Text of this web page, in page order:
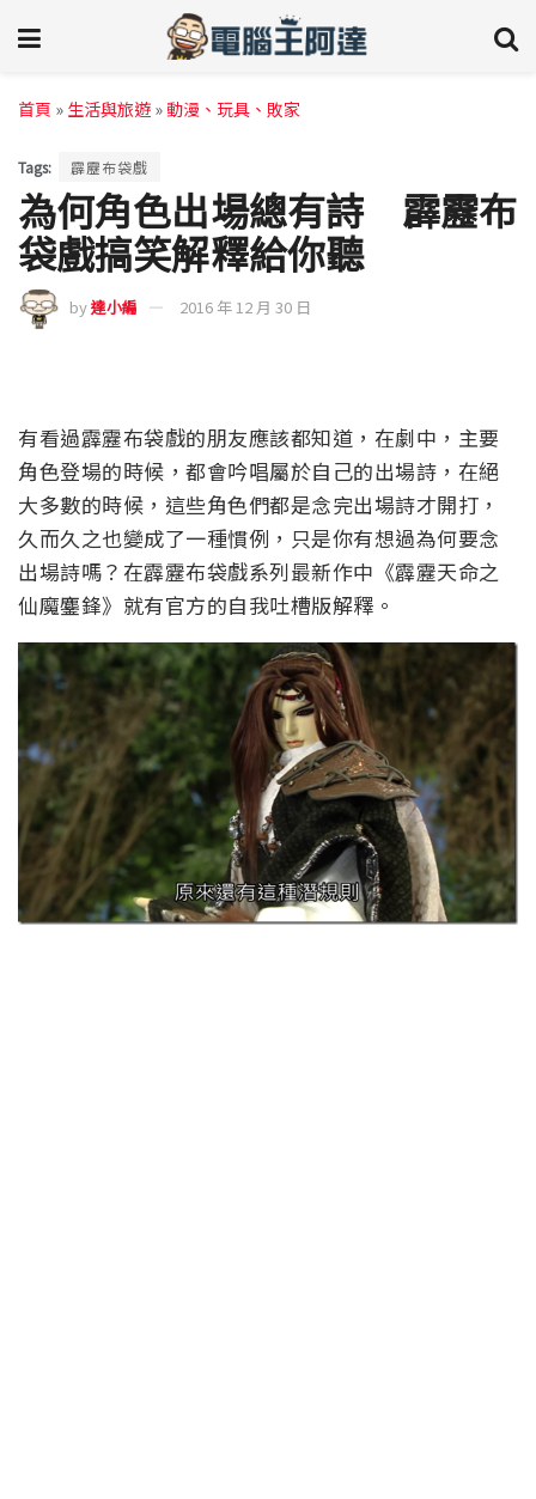
首頁 » 生活與旅遊 » 動漫、玩具、敗家
Tags: 霹靂布袋戲
為何角色出場總有詩 霹靂布
袋戲搞笑解釋給你聽
by達小編 2016 年 12 月 30 日
有看過霹靂布袋戲的朋友應該都知道，在劇中，主要
角色登場的時候，都會吟唱屬於自己的出場詩，在絕
大多數的時候，這些角色們都是念完出場詩才開打，
久而久之也變成了一種慣例，只是你有想過為何要念
出場詩嗎？在霹靂布袋戲系列最新作中《霹靂天命之
仙魔鏖鋒》就有官方的自我吐槽版解釋。